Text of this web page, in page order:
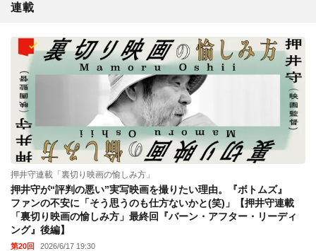
連載
押井守連載「裏切り映画の愉しみ方」
押井守が“評判の悪い”実写映画を撮りたい理由。『ボトムズ』
ファンの不安に「そう思うのも仕方ないかと(笑)」【押井守連載
「裏切り映画の愉しみ方」最終回『バーン・アフター・リーディ
ング』後編】
第20回 2026/6/17 19:30